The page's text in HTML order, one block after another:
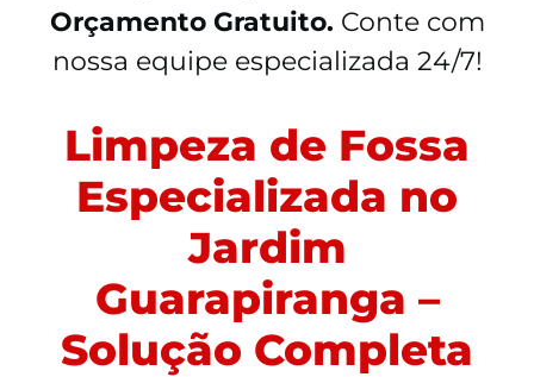
Orçamento Gratuito. Conte com
nossa equipe especializada 24/7!
Limpeza de Fossa
Especializada no
Jardim
Guarapiranga –
Solução Completa